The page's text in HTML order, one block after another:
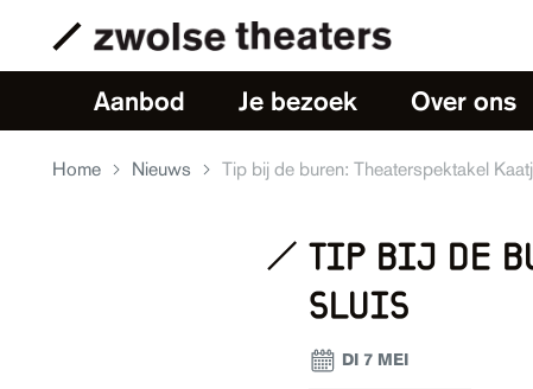
Aanbod Je bezoek Over ons
Home Nieuws Tip bij de buren: Theaterspektakel
tip bij de
sluis
DI 7 MEI